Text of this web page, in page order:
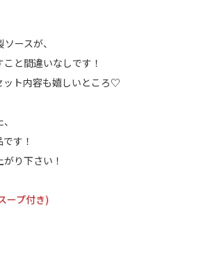
ースが、
と間違いなしです！
ット内容も嬉しいところ♡
す！
り下さい！
ープ付き)